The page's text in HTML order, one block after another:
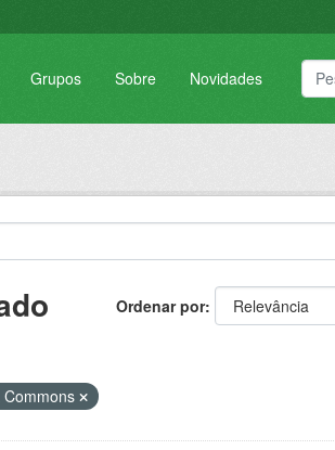
Grupos Sobre Novidades
Ordenar por